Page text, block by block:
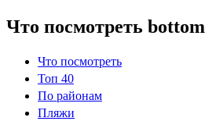
Что посмотреть bottom
Что посмотреть
Топ 40
По районам
Пляжи